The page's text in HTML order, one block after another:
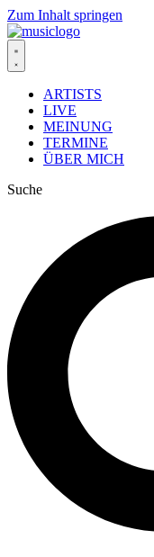
Zum Inhalt springen
ARTISTS
LIVE
MEINUNG
TERMINE
ÜBER MICH
Suche